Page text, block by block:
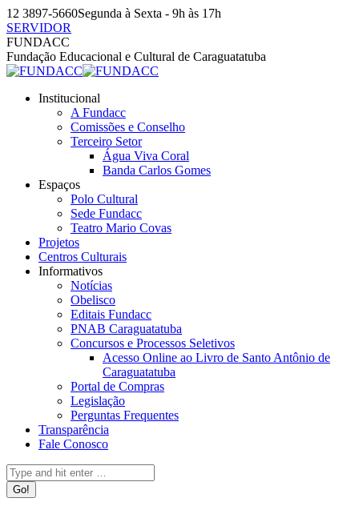
Pular
para
o
conteúdo
12 3897-5660Segunda à Sexta - 9h às 17h
SERVIDOR
Facebook
page
opens
new
Instagram
page
opens
new
YouTube
page
opens
new
FUNDACC
Fundação Educacional e Cultural de Caraguatatuba
Institucional
A Fundacc
Comissões e Conselho
Terceiro Setor
Água Viva Coral
Banda Carlos Gomes
Espaços
Polo Cultural
Sede Fundacc
Teatro Mario Covas
Projetos
Centros Culturais
Informativos
Notícias
Obelisco
Editais Fundacc
PNAB Caraguatatuba
Concursos e Processos Seletivos
Acesso Online ao Livro de Santo Antônio de
Caraguatatuba
Portal de Compras
Legislação
Perguntas Frequentes
Transparência
Fale Conosco
Search: